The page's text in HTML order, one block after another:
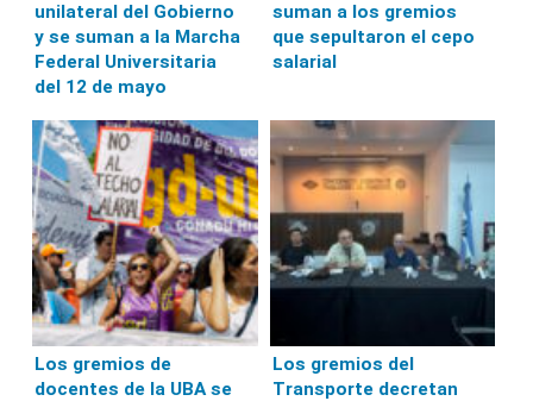
unilateral del Gobierno
y se suman a la Marcha
Federal Universitaria
del 12 de mayo
suman a los gremios
que sepultaron el cepo
salarial
Los gremios de
docentes de la UBA se
Los gremios del
Transporte decretan